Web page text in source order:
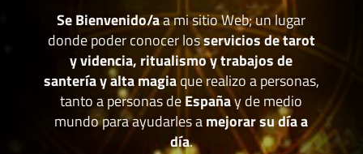
Se Bienvenido/aa mi sitio Web; un lugar
donde poder conocer losservicios de tarot
y videncia, ritualismo y trabajos de
santería y alta magiaque realizo a personas,
tanto a personas deEspañay de medio
mundo para ayudarles amejorar su día a
día.